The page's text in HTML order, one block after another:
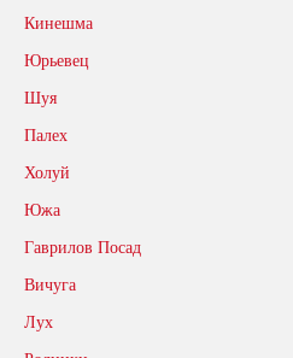
Кинешма
Юрьевец
Шуя
Палех
Холуй
Южа
Гаврилов Посад
Вичуга
Лух